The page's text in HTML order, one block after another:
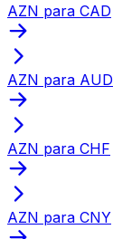
AZN para CAD
AZN para AUD
AZN para CHF
AZN para CNY